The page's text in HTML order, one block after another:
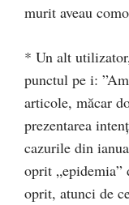
murit aveau
* Un alt
punctul pe i:
articole, măcar
prezentarea
cazurile din
oprit „epidemia”
oprit, atunci de